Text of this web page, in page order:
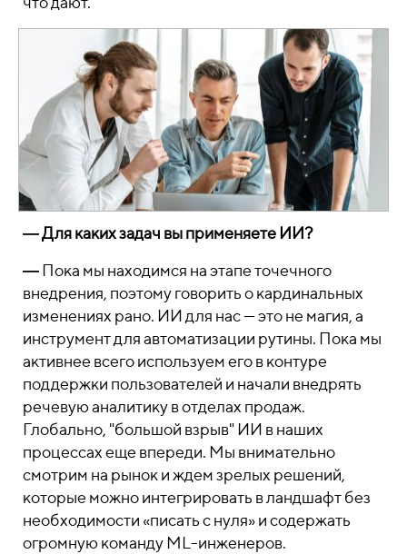
― Для каких задач вы применяете ИИ?
―Пока мы находимся на этапе точечного
внедрения, поэтому говорить о кардинальных
изменениях рано. ИИ для нас — это не магия, а
инструмент для автоматизации рутины. Пока мы
активнее всего используем его в контуре
поддержки пользователей и начали внедрять
речевую аналитику в отделах продаж.
Глобально, "большой взрыв" ИИ в наших
процессах еще впереди. Мы внимательно
смотрим на рынок и ждем зрелых решений,
которые можно интегрировать в ландшафт без
необходимости «писать с нуля» и содержать
огромную команду ML-инженеров.